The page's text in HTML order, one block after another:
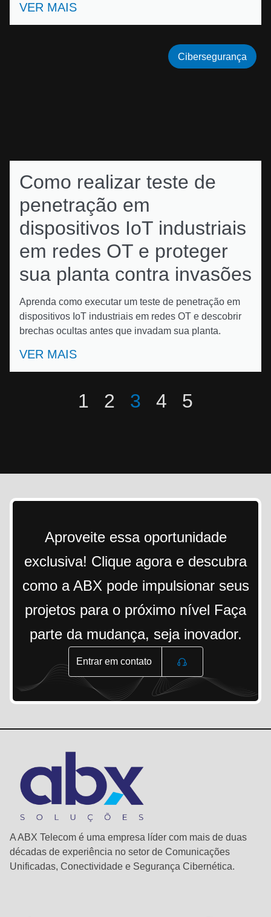
VER MAIS
Como realizar teste de
penetração em
dispositivos IoT industriais
em redes OT e proteger
sua planta contra invasões
Aprenda como executar um teste de penetração em
dispositivos IoT industriais em redes OT e descobrir
brechas ocultas antes que invadam sua planta.
VER MAIS
Cibersegurança
1 2 3 4 5
Aproveite essa oportunidade
exclusiva! Clique agora e descubra
como a ABX pode impulsionar seus
projetos para o próximo nível Faça
parte da mudança, seja inovador.
Entrar em contato
A ABX Telecom é uma empresa líder com mais de duas
décadas de experiência no setor de Comunicações
Unificadas, Conectividade e Segurança Cibernética.